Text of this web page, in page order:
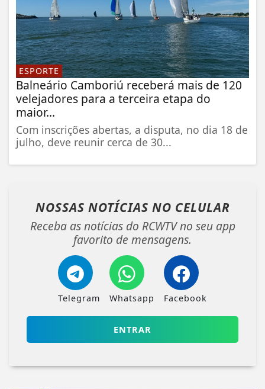
ESPORTE
Balneário Camboriú receberá mais de 120
velejadores para a terceira etapa do
maior...
Com inscrições abertas, a disputa, no dia 18 de
julho, deve reunir cerca de 30...
NOSSAS NOTÍCIAS NO CELULAR
Receba as notícias do RCWTV no seu app
favorito de mensagens.
Telegram Whatsapp Facebook
ENTRAR